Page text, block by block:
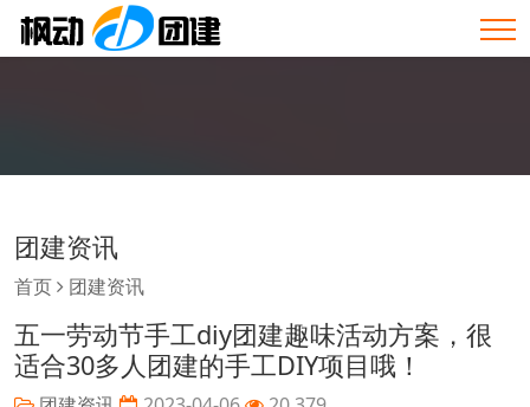
团建资讯
首页 团建资讯
五一劳动节手工diy团建趣味活动方案，很
适合30多人团建的手工DIY项目哦！